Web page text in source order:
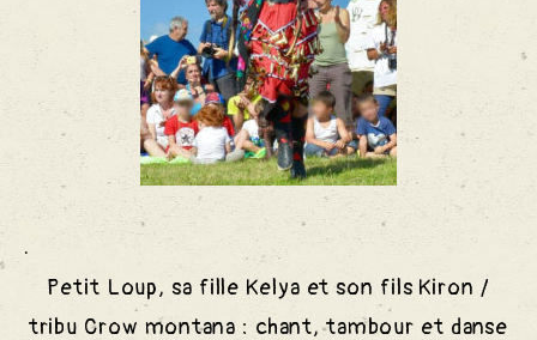
.
Petit Loup, sa fille Kelya et son fils Kiron /
tribu Crow montana : chant, tambour et danse